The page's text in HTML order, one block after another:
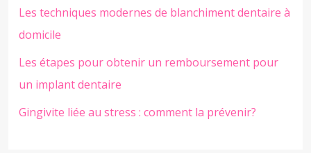
Les techniques modernes de blanchiment dentaire à
domicile
Les étapes pour obtenir un remboursement pour
un implant dentaire
Gingivite liée au stress : comment la prévenir?